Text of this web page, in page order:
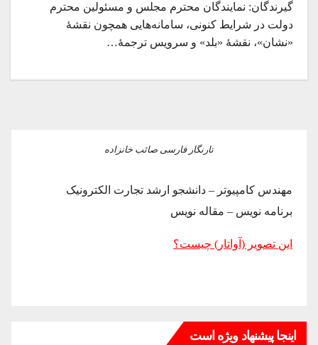
گیرندگان: نمایندگان محترم مجلس و مسئولین محترم
دولت در شرایط کنونی، سامانه‌هایی همچون نقشهٔ
«نشان»، نقشهٔ «بلد» و سرویس ترجمهٔ…
تارنگار فارسی صائب خانزاده
مهندس کامپیوتر – دانشجو ارشد تجارت الکترونیک
برنامه نویس – مقاله نویس
این تصویر (آواتار) چیست؟
اینجا پیشنهاد ویژه است